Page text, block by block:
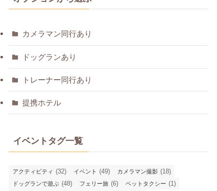
カメラマン同行あり
ドッグランあり
トレーナー同行あり
提携ホテル
イベントタグ一覧
アクティビティ (32) イベント (49) カメラマン撮影 (18)
ドッグランで遊ぶ (48) フェリー旅 (6) ペットタクシー (1)